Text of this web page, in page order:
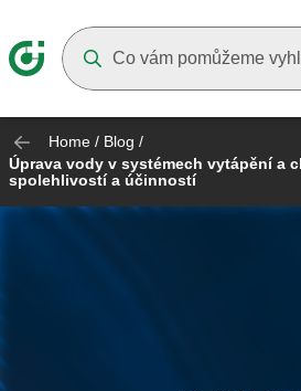
Home / Blog /
Úprava vody v systémech vytápění a
spolehlivostí a účinností